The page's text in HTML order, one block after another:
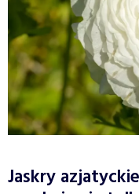
Jaskry